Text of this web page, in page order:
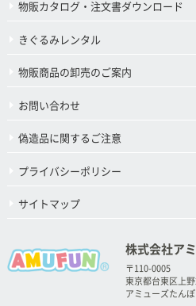
物販カタログ・注文書ダウンロード
きぐるみレンタル
物販商品の卸売のご案内
お問い合わせ
偽造品に関するご注意
プライバシーポリシー
サイトマップ
株式会社ア
〒110-0005
東京都台東区上
アミューズたん